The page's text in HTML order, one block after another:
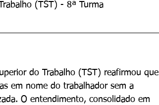
(TST) - 8ª Turma
do Trabalho (TST) reafirmou que
em nome do trabalhador sem a
O entendimento, consolidado em